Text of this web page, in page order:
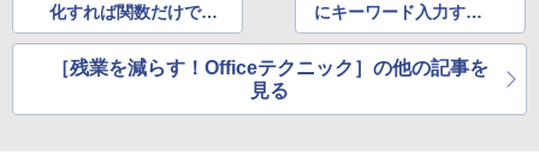
化すれば関数だけでも
作成可能
にキーワード入力する
だけで部分一致検索！
［残業を減らす！Officeテクニック］の他の記事を
見る